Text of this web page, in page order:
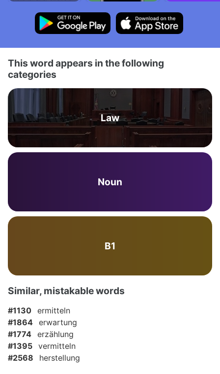
This word appears in the following
categories
Law
Noun
B1
Similar, mistakable words
#1130 ermitteln
#1864 erwartung
#1774 erzählung
#1395 vermitteln
#2568
herstellung